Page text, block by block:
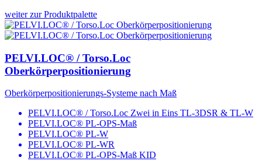
weiter zur Produktpalette
PELVI.LOC® / Torso.Loc
Oberkörperpositionierung
Oberkörperpositionierungs-Systeme nach Maß
PELVI.LOC® / Torso.Loc Zwei in Eins TL-3DSR & TL-W
PELVI.LOC® PL-OPS-Maß
PELVI.LOC® PL-W
PELVI.LOC® PL-WR
PELVI.LOC® PL-OPS-Maß KID